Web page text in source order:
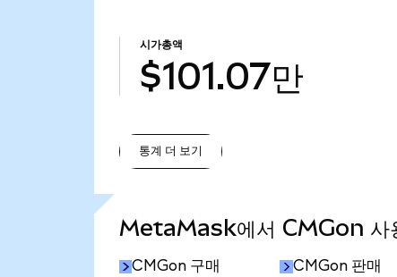
시가총액
$101.07만
통계 더 보기
MetaMask에서 CMGon 사
CMGon 구매 CMGon 판매